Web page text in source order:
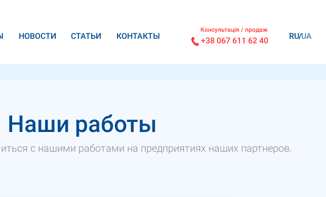
НОВОСТИ CТАТЬИ КОНТАКТЫ
Консультація / продаж
+38 067 611 62 40 RU UA
Наши работы
с нашими работами на предприятиях наших партнеров.